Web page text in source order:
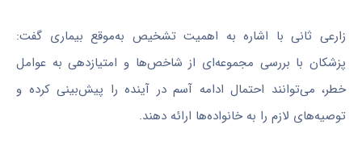
زارعی ثانی با اشاره به اهمیت تشخیص به‌موقع بیماری گفت:
پزشکان با بررسی مجموعه‌ای از شاخص‌ها و امتیازدهی به عوامل
خطر، می‌توانند احتمال ادامه آسم در آینده را پیش‌بینی کرده و
توصیه‌های لازم را به خانواده‌ها ارائه دهند.